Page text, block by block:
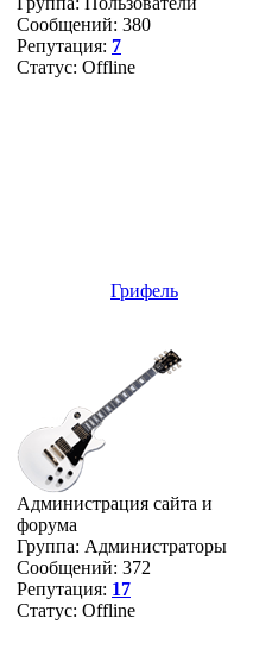
Сообщений: 380
Репутация: 7
Статус: Offline
Грифель
Администрация сайта и
форума
Группа: Администраторы
Сообщений: 372
Репутация: 17
Статус: Offline